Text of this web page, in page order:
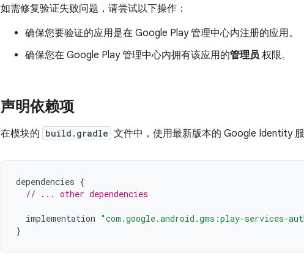
如需修复验证失败问题，请尝试以下操作：
确保您要验证的应用是在 Google Play 管理中心内注册的应用。
确保您在 Google Play 管理中心内拥有该应用的管理员权限。
声明依赖项
在模块的 build.gradle 文件中，使用最新版本的 Google Identity 服
dependencies {
// ... other dependencies
implementation "com.google.android.gms:play-services-
}